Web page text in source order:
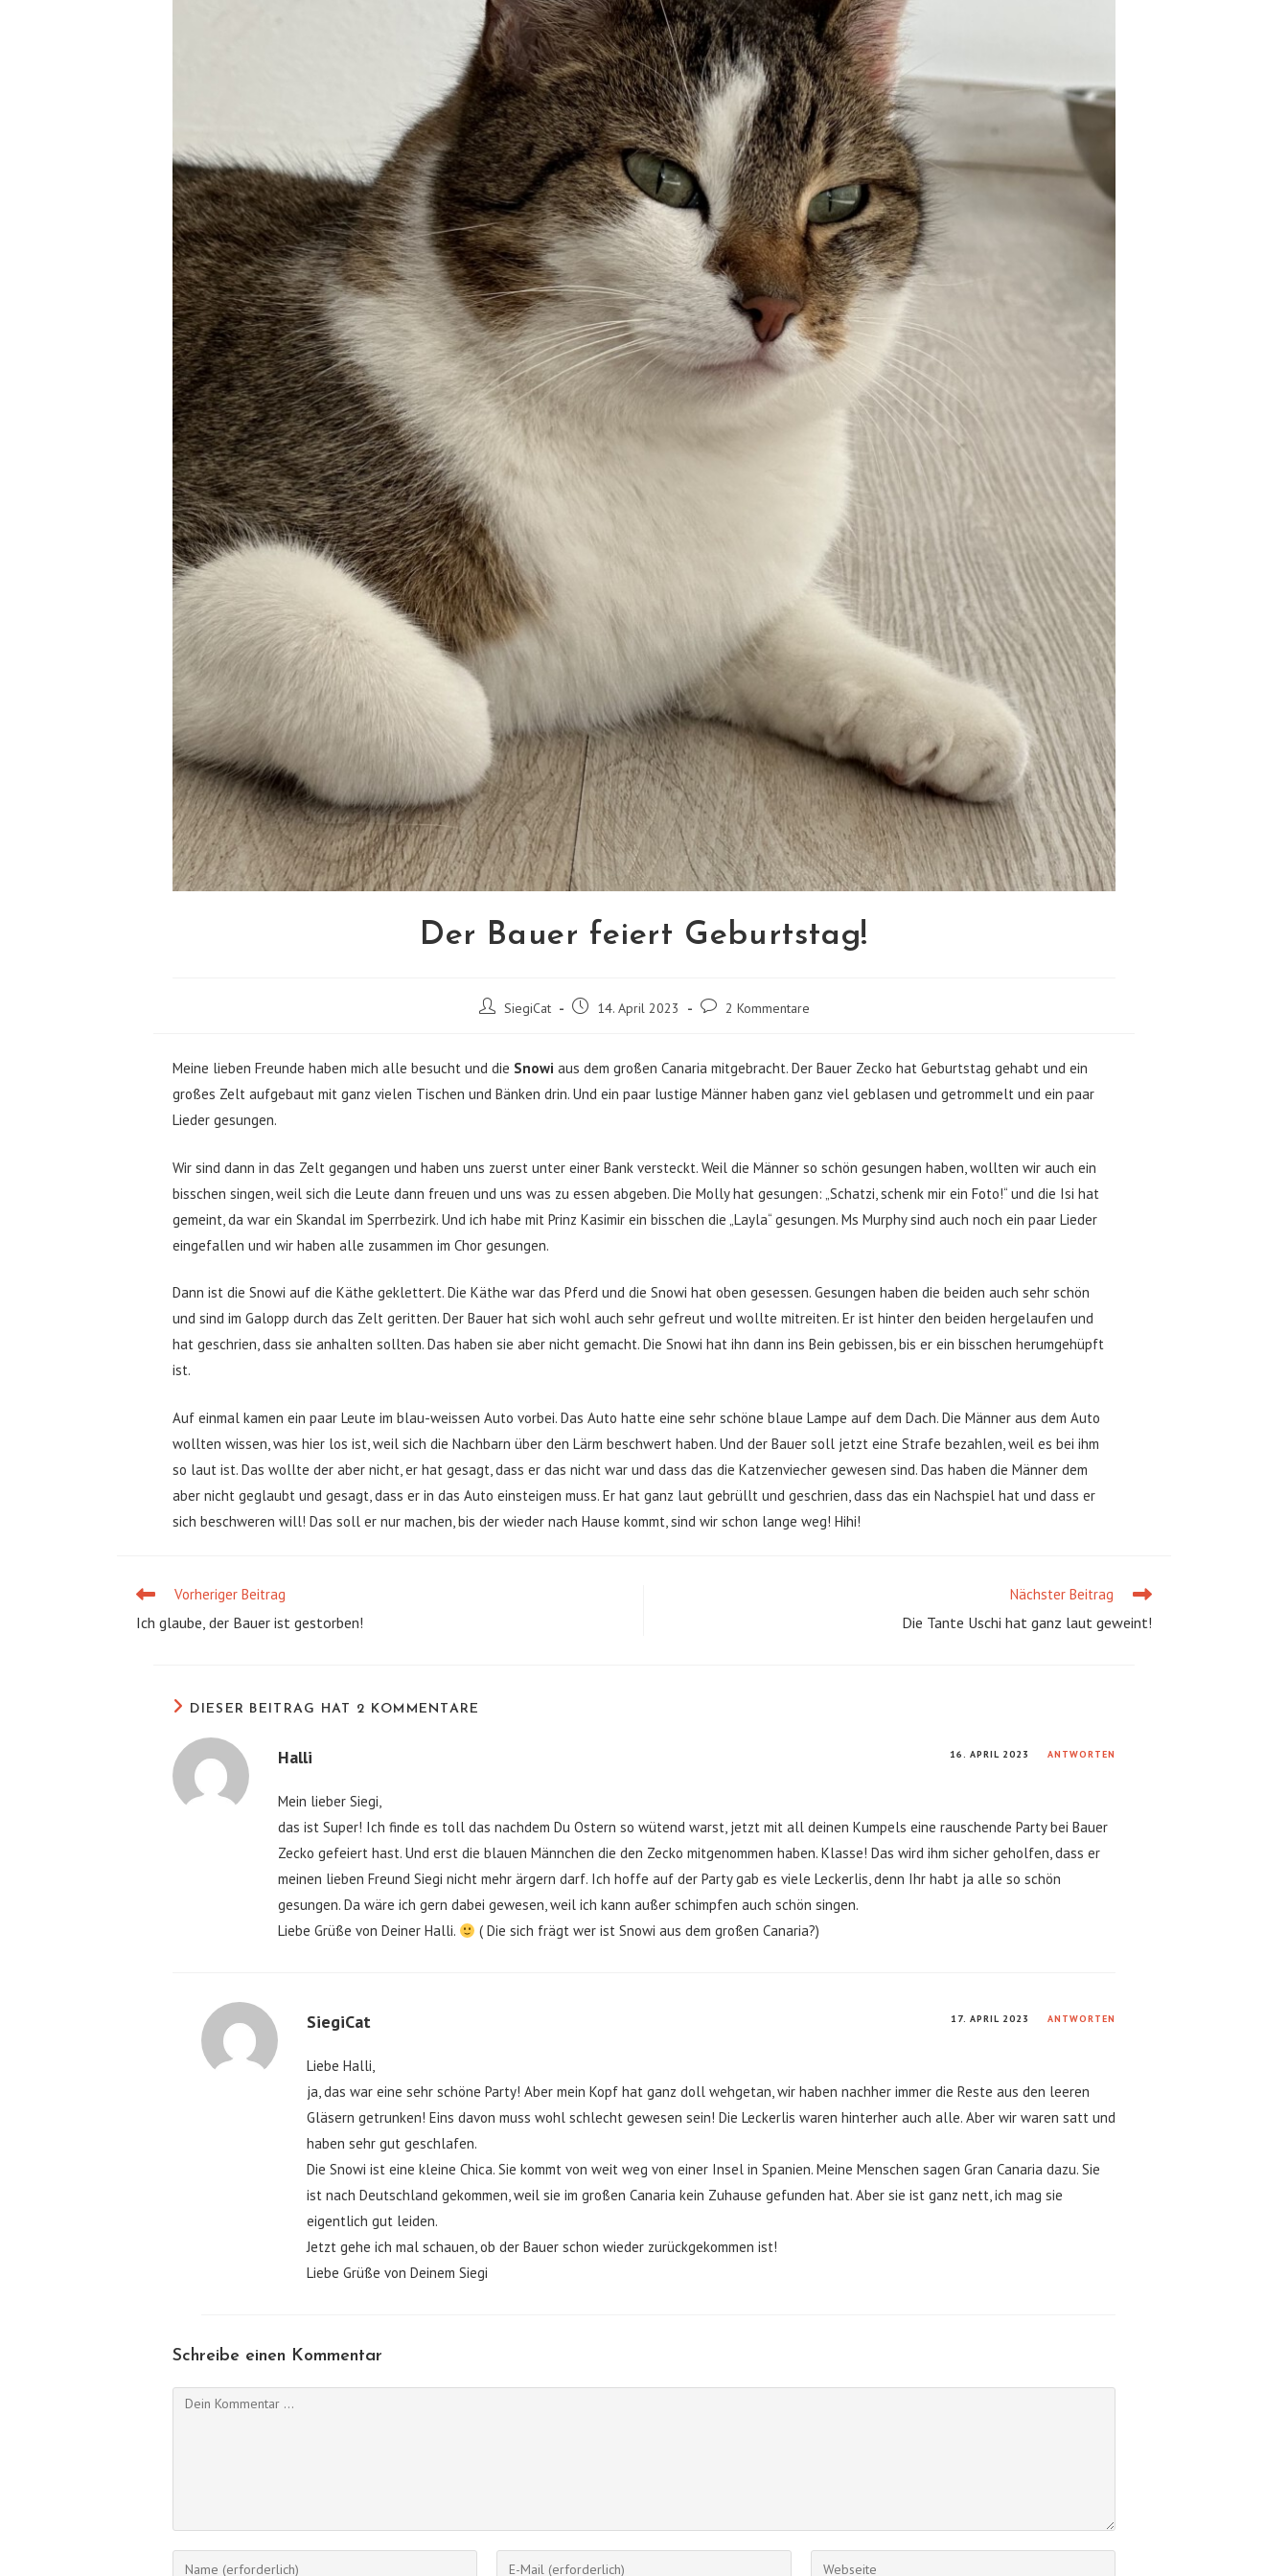
Der Bauer feiert Geburtstag!
Beitrags-SiegiCat
Beitrag14. April 2023
Beitrags-2 Kommentare
Meine lieben Freunde haben mich alle besucht und die Snowi aus dem großen Canaria mitgebracht. Der Bauer Zecko hat Geburtstag gehabt und ein
großes Zelt aufgebaut mit ganz vielen Tischen und Bänken drin. Und ein paar lustige Männer haben ganz viel geblasen und getrommelt und ein paar
Lieder gesungen.
Wir sind dann in das Zelt gegangen und haben uns zuerst unter einer Bank versteckt. Weil die Männer so schön gesungen haben, wollten wir auch ein
bisschen singen, weil sich die Leute dann freuen und uns was zu essen abgeben. Die Molly hat gesungen: „Schatzi, schenk mir ein Foto!“ und die Isi hat
gemeint, da war ein Skandal im Sperrbezirk. Und ich habe mit Prinz Kasimir ein bisschen die „Layla“ gesungen. Ms Murphy sind auch noch ein paar Lieder
eingefallen und wir haben alle zusammen im Chor gesungen.
Dann ist die Snowi auf die Käthe geklettert. Die Käthe war das Pferd und die Snowi hat oben gesessen. Gesungen haben die beiden auch sehr schön
und sind im Galopp durch das Zelt geritten. Der Bauer hat sich wohl auch sehr gefreut und wollte mitreiten. Er ist hinter den beiden hergelaufen und
hat geschrien, dass sie anhalten sollten. Das haben sie aber nicht gemacht. Die Snowi hat ihn dann ins Bein gebissen, bis er ein bisschen herumgehüpft
ist.
Auf einmal kamen ein paar Leute im blau-weissen Auto vorbei. Das Auto hatte eine sehr schöne blaue Lampe auf dem Dach. Die Männer aus dem Auto
wollten wissen, was hier los ist, weil sich die Nachbarn über den Lärm beschwert haben. Und der Bauer soll jetzt eine Strafe bezahlen, weil es bei ihm
so laut ist. Das wollte der aber nicht, er hat gesagt, dass er das nicht war und dass das die Katzenviecher gewesen sind. Das haben die Männer dem
aber nicht geglaubt und gesagt, dass er in das Auto einsteigen muss. Er hat ganz laut gebrüllt und geschrien, dass das ein Nachspiel hat und dass er
sich beschweren will! Das soll er nur machen, bis der wieder nach Hause kommt, sind wir schon lange weg! Hihi!
Weitere
ansehen
Vorheriger Beitrag
Ich glaube, der Bauer ist gestorben!
Nächster Beitrag
Die Tante Uschi hat ganz laut geweint!
DIESER BEITRAG HAT 2 KOMMENTARE
Halli 16. APRIL 2023 ANTWORTEN
Mein lieber Siegi,
das ist Super! Ich finde es toll das nachdem Du Ostern so wütend warst, jetzt mit all deinen Kumpels eine rauschende Party bei Bauer
Zecko gefeiert hast. Und erst die blauen Männchen die den Zecko mitgenommen haben. Klasse! Das wird ihm sicher geholfen, dass er
meinen lieben Freund Siegi nicht mehr ärgern darf. Ich hoffe auf der Party gab es viele Leckerlis, denn Ihr habt ja alle so schön
gesungen. Da wäre ich gern dabei gewesen, weil ich kann außer schimpfen auch schön singen.
Liebe Grüße von Deiner Halli.
( Die sich frägt wer ist Snowi aus dem großen Canaria?)
SiegiCat 17. APRIL 2023 ANTWORTEN
Liebe Halli,
ja, das war eine sehr schöne Party! Aber mein Kopf hat ganz doll wehgetan, wir haben nachher immer die Reste aus den leeren
Gläsern getrunken! Eins davon muss wohl schlecht gewesen sein! Die Leckerlis waren hinterher auch alle. Aber wir waren satt und
haben sehr gut geschlafen.
Die Snowi ist eine kleine Chica. Sie kommt von weit weg von einer Insel in Spanien. Meine Menschen sagen Gran Canaria dazu. Sie
ist nach Deutschland gekommen, weil sie im großen Canaria kein Zuhause gefunden hat. Aber sie ist ganz nett, ich mag sie
eigentlich gut leiden.
Jetzt gehe ich mal schauen, ob der Bauer schon wieder zurückgekommen ist!
Liebe Grüße von Deinem Siegi
Schreibe einen Kommentar
Kommentieren
Gib Gib Gib